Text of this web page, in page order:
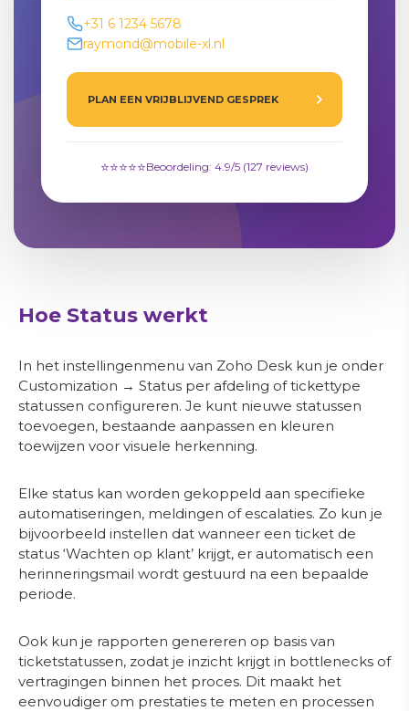
+31 6 1234 5678
raymond@mobile-xl.nl
PLAN EEN VRIJBLIJVEND GESPREK
⭐⭐⭐⭐⭐Beoordeling: 4.9/5 (127 reviews)
Hoe Status werkt
In het instellingenmenu van Zoho Desk kun je onder
Customization → Status per afdeling of tickettype
statussen configureren. Je kunt nieuwe statussen
toevoegen, bestaande aanpassen en kleuren
toewijzen voor visuele herkenning.
Elke status kan worden gekoppeld aan specifieke
automatiseringen, meldingen of escalaties. Zo kun je
bijvoorbeeld instellen dat wanneer een ticket de
status ‘Wachten op klant’ krijgt, er automatisch een
herinneringsmail wordt gestuurd na een bepaalde
periode.
Ook kun je rapporten genereren op basis van
ticketstatussen, zodat je inzicht krijgt in bottlenecks of
vertragingen binnen het proces. Dit maakt het
eenvoudiger om prestaties te meten en processen
Direct in gesprek komen?
Eigenaar